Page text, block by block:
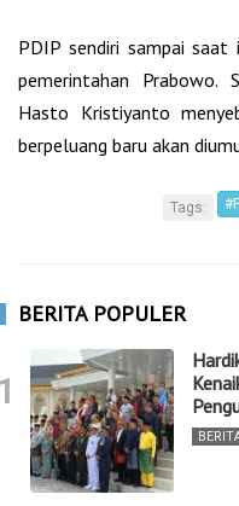
PDIP sendiri sampai
pemerintahan Prabowo.
Hasto Kristiyanto
berpeluang baru akan
Tags:
BERITA POPULER